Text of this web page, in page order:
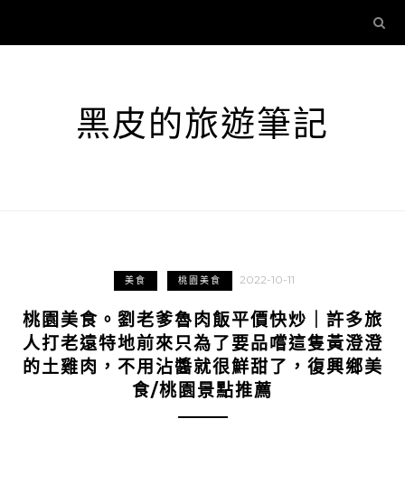
黑皮的旅遊筆記
美食 桃園美食 2022-10-11
桃園美食。劉老爹魯肉飯平價快炒｜許多旅
人打老遠特地前來只為了要品嚐這隻黃澄澄
的土雞肉，不用沾醬就很鮮甜了，復興鄉美
食/桃園景點推薦